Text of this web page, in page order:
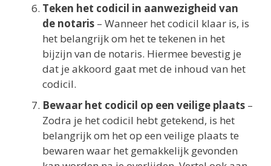
Teken het codicil in aanwezigheid van
de notaris – Wanneer het codicil klaar is, is
het belangrijk om het te tekenen in het
bijzijn van de notaris. Hiermee bevestig je
dat je akkoord gaat met de inhoud van het
codicil.
Bewaar het codicil op een veilige plaats –
Zodra je het codicil hebt getekend, is het
belangrijk om het op een veilige plaats te
bewaren waar het gemakkelijk gevonden